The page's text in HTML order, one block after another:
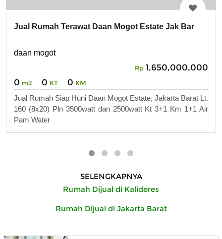
Jual Rumah Terawat Daan Mogot Estate Jak Bar
daan mogot
Rp 1,650,000,000
0 m2 0 KT 0 KM
Jual Rumah Siap Huni Daan Mogot Estate, Jakarta Barat Lt.
160 (8x20) Pln 3500watt dan 2500watt Kt 3+1 Km 1+1 Air
Pam Water
SELENGKAPNYA
Rumah Dijual di Kalideres
Rumah Dijual di Jakarta Barat